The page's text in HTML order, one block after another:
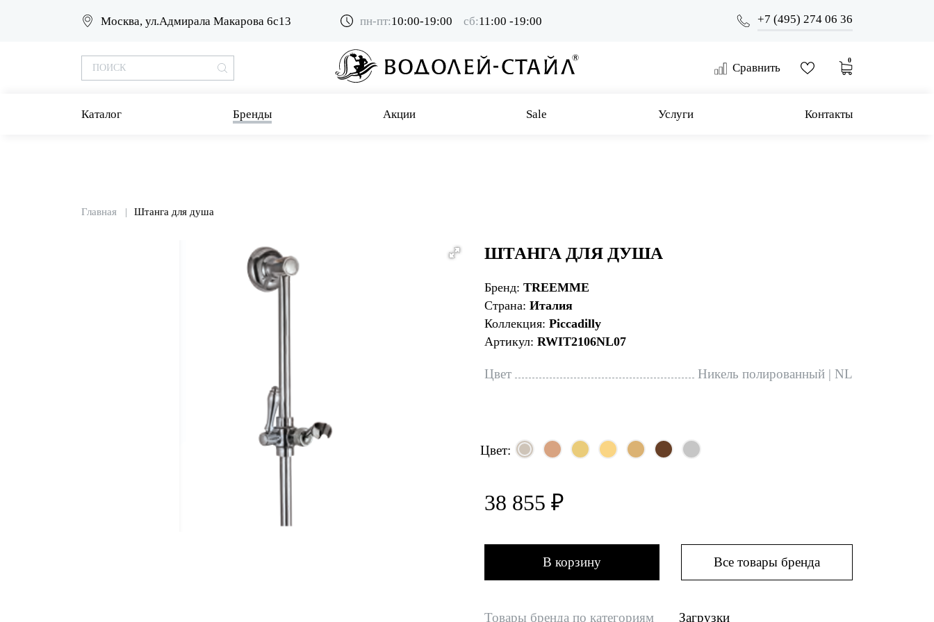
Москва, ул.Адмирала Макарова 6с13 пн-пт:10:00-19:00 сб:11:00 -19:00 +7 (495) 274 06 36
Сравнить
0
Каталог Бренды Акции Sale Услуги Контакты
Главная Штанга для душа
ШТАНГА ДЛЯ ДУША
Бренд: TREEMME
Страна: Италия
Коллекция: Piccadilly
Артикул: RWIT2106NL07
Цвет Никель полированный | NL
Цвет:
38 855 ₽
В корзину Все товары бренда
Товары бренда по категориям Загрузки